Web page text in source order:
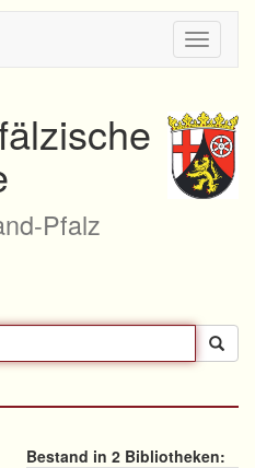
ein/
Pfalz
Bestand in 2 Bibliotheken: